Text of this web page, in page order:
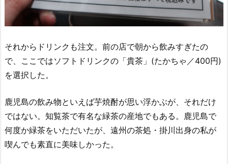
それからドリンクも注文。前の店で朝から飲みすぎたの
で、ここではソフトドリンクの「貴茶」(たかちゃ／400円)
を選択した。
鹿児島の飲み物といえば芋焼酎が思い浮かぶが、それだけ
ではない。知覧茶で有名な緑茶の産地でもある。鹿児島で
何度か緑茶をいただいたが、遠州の茶処・掛川出身の私が
喫んでも素直に美味しかった。